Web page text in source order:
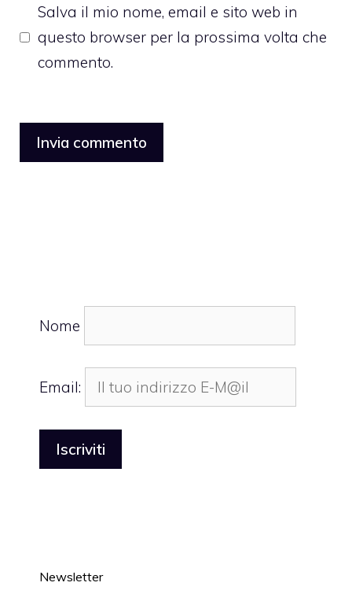
Salva il mio nome, email e sito web in
questo browser per la prossima volta che
commento.
Nome
Email:
Newsletter